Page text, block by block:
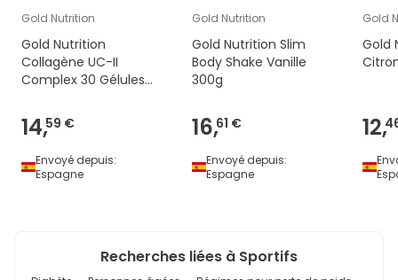
Gold Nutrition
Gold Nutrition
Collagène UC-II
Complex 30 Gélules
14,59 €
Envoyé depuis:
Espagne
Gold Nutrition
Gold Nutrition Slim
Body Shake Vanille
300g
16,61 €
Envoyé depuis:
Espagne
Gold
Gold
12,
Recherches liées à Sportifs